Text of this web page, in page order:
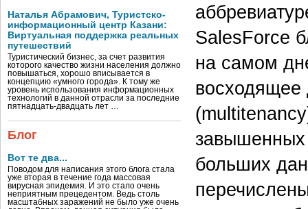
Наталья Абрамович, Туристско-
информационный центр Казани:
Виртуальная поддержка реальных
путешествий
Туристический бизнес, за счет развития
которого качество жизни населения должно
повышаться, хорошо вписывается в
концепцию «умного города». К тому же
уровень использования информационных
технологий в данной отрасли за последние
пятнадцать-двадцать лет …
Блог
Вот те два...
Поводом для написания этого блога стала
уже вторая в течение года массовая
вирусная эпидемия. И это стало очень
неприятным прецедентом. Ведь столь
масштабных заражений не было уже очень
SalesForce
на самом
восходящее
завышенных
больших